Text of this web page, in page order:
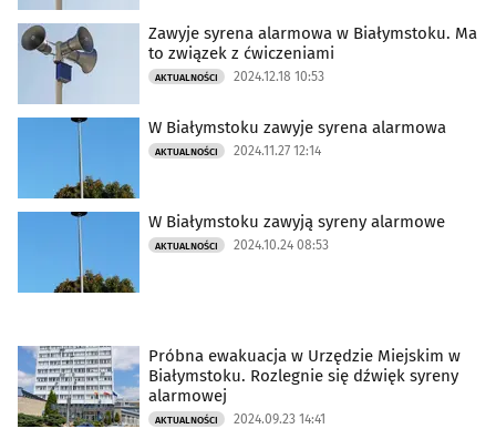
Zawyje syrena alarmowa w Białymstoku. Ma
to związek z ćwiczeniami
AKTUALNOŚCI 2024.12.18 10:53
W Białymstoku zawyje syrena alarmowa
AKTUALNOŚCI 2024.11.27 12:14
W Białymstoku zawyją syreny alarmowe
AKTUALNOŚCI 2024.10.24 08:53
Próbna ewakuacja w Urzędzie Miejskim w
Białymstoku. Rozlegnie się dźwięk syreny
alarmowej
AKTUALNOŚCI 2024.09.23 14:41